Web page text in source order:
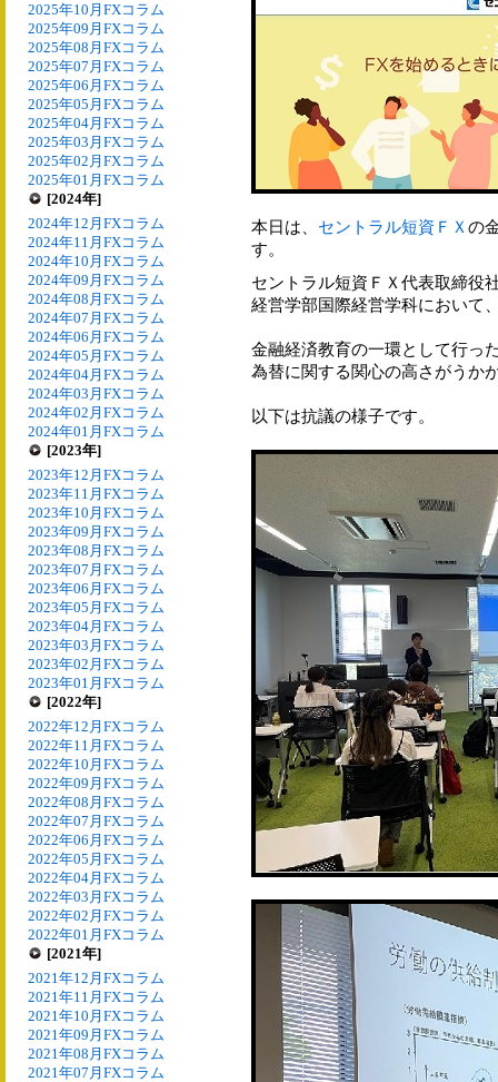
2025年10月FXコラム
2025年09月FXコラム
2025年08月FXコラム
2025年07月FXコラム
2025年06月FXコラム
2025年05月FXコラム
2025年04月FXコラム
2025年03月FXコラム
2025年02月FXコラム
2025年01月FXコラム
[2024年]
2024年12月FXコラム
2024年11月FXコラム
2024年10月FXコラム
2024年09月FXコラム
2024年08月FXコラム
2024年07月FXコラム
2024年06月FXコラム
2024年05月FXコラム
2024年04月FXコラム
2024年03月FXコラム
2024年02月FXコラム
2024年01月FXコラム
[2023年]
2023年12月FXコラム
2023年11月FXコラム
2023年10月FXコラム
2023年09月FXコラム
2023年08月FXコラム
2023年07月FXコラム
2023年06月FXコラム
2023年05月FXコラム
2023年04月FXコラム
2023年03月FXコラム
2023年02月FXコラム
2023年01月FXコラム
[2022年]
2022年12月FXコラム
2022年11月FXコラム
2022年10月FXコラム
2022年09月FXコラム
2022年08月FXコラム
2022年07月FXコラム
2022年06月FXコラム
2022年05月FXコラム
2022年04月FXコラム
2022年03月FXコラム
2022年02月FXコラム
2022年01月FXコラム
[2021年]
2021年12月FXコラム
2021年11月FXコラム
2021年10月FXコラム
2021年09月FXコラム
2021年08月FXコラム
2021年07月FXコラム
本日は、 セントラル短資ＦＸ の
す。
セントラル短資ＦＸ代表取締役
経営学部国際経営学科において
金融経済教育の一環として行っ
為替に関する関心の高さがうか
以下は抗議の様子です。